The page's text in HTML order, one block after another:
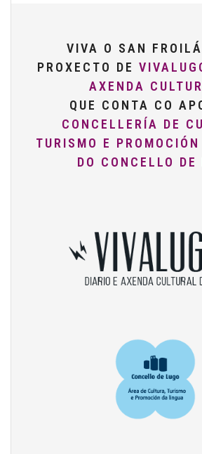
VIVA O SAN
PROXECTO DE
AXENDA
QUE CONTA CO
CONCELLERÍA DE
TURISMO E
DO CONCELLO DE